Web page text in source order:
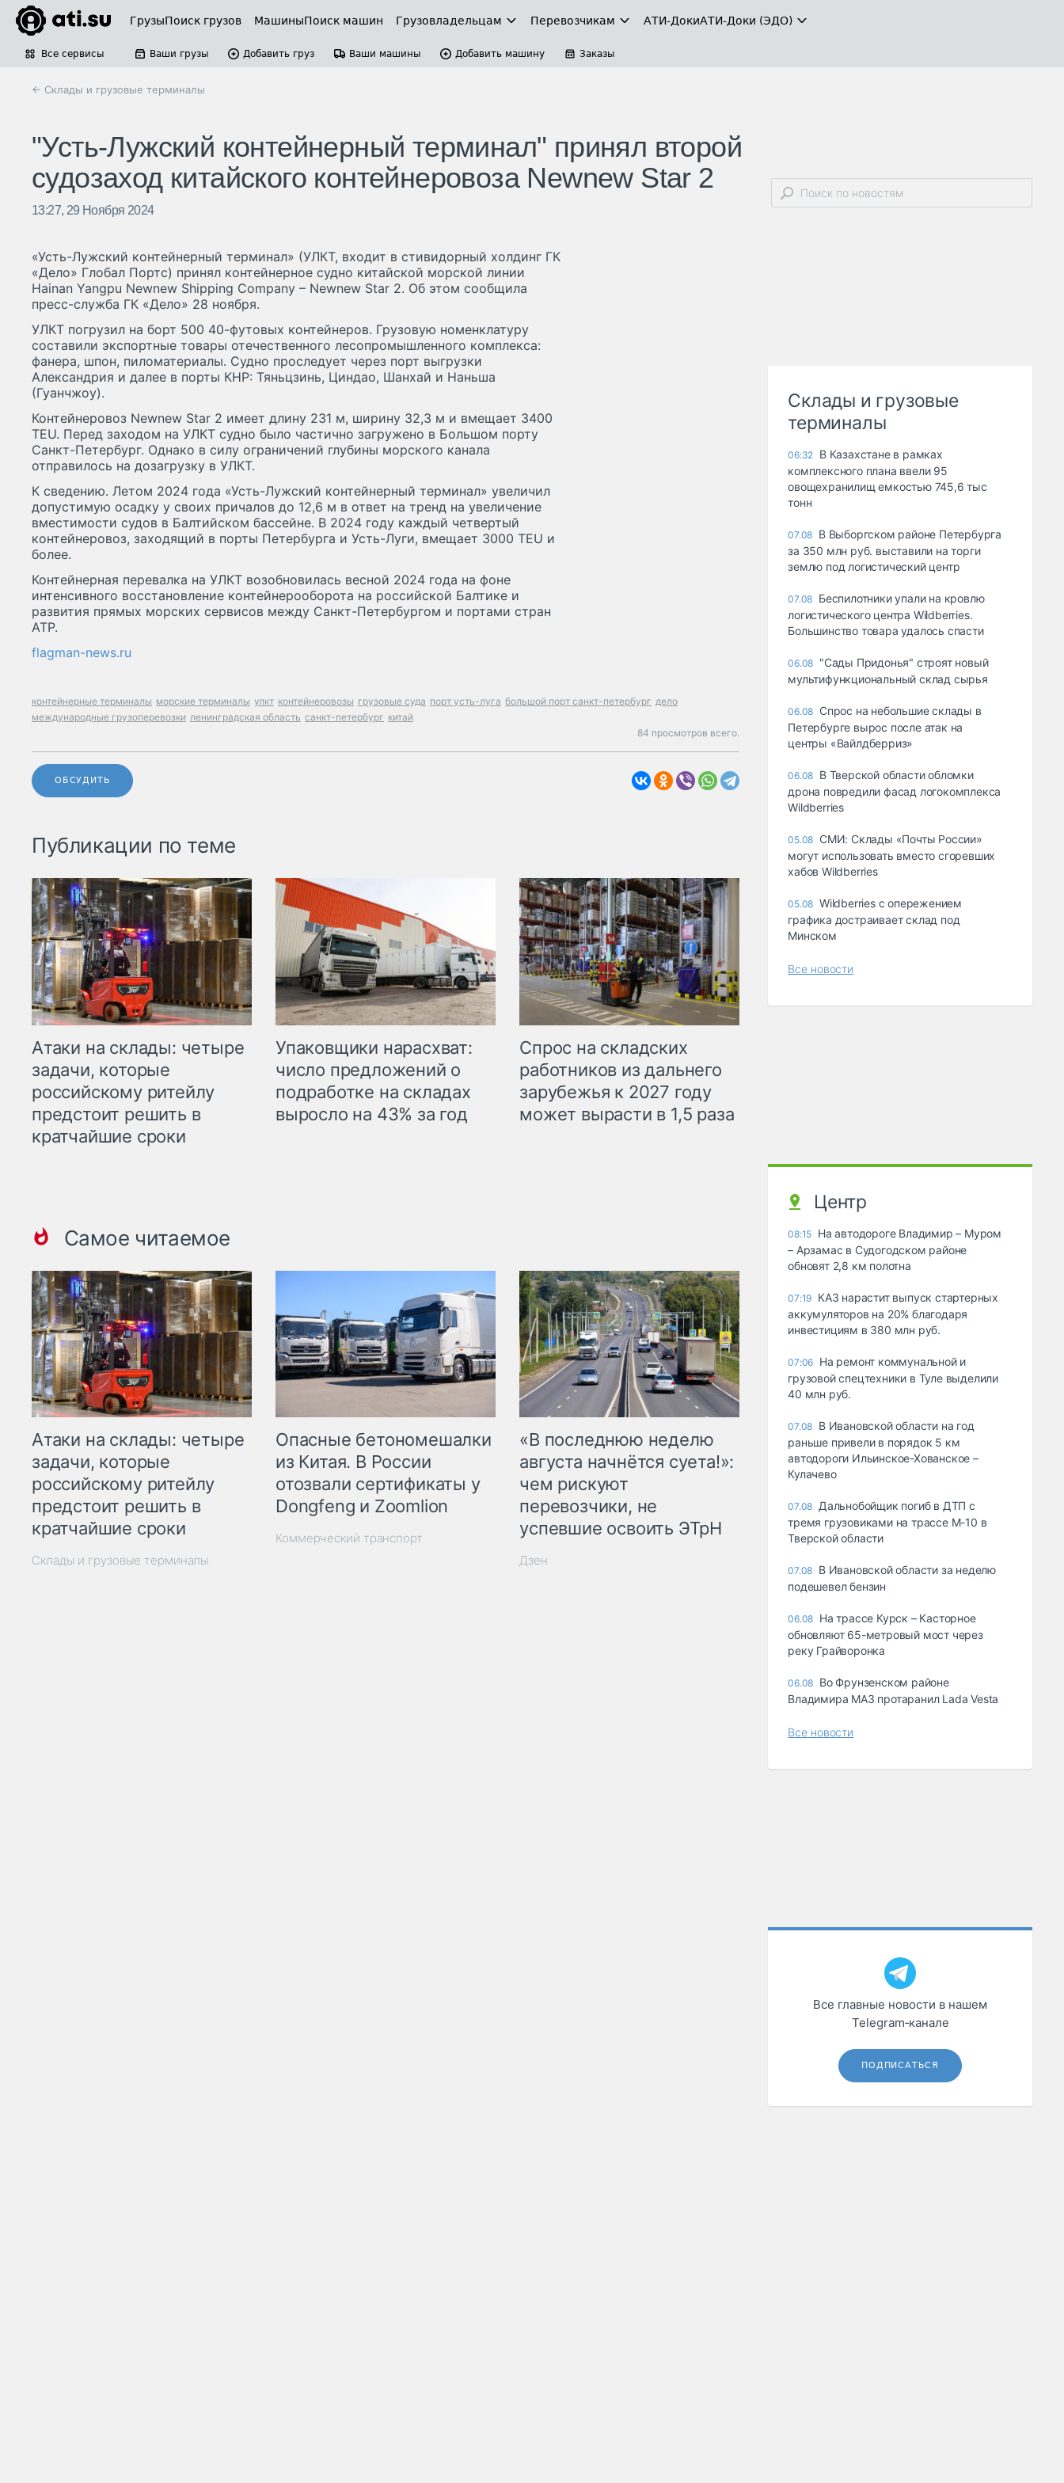
ГрузыПоиск грузов МашиныПоиск машин Грузовладельцам Перевозчикам АТИ-ДокиАТИ-Доки (ЭДО)
Все сервисы Ваши грузы Добавить груз Ваши машины Добавить машину Заказы
← Склады и грузовые терминалы
"Усть-Лужский контейнерный терминал" принял второй
судозаход китайского контейнеровоза Newnew Star 2
13:27, 29 Ноября 2024
«Усть-Лужский контейнерный терминал» (УЛКТ, входит в стивидорный холдинг ГК
«Дело» Глобал Портс) принял контейнерное судно китайской морской линии
Hainan Yangpu Newnew Shipping Company – Newnew Star 2. Об этом сообщила
пресс-служба ГК «Дело» 28 ноября.
УЛКТ погрузил на борт 500 40-футовых контейнеров. Грузовую номенклатуру
составили экспортные товары отечественного лесопромышленного комплекса:
фанера, шпон, пиломатериалы. Судно проследует через порт выгрузки
Александрия и далее в порты КНР: Тяньцзинь, Циндао, Шанхай и Наньша
(Гуанчжоу).
Контейнеровоз Newnew Star 2 имеет длину 231 м, ширину 32,3 м и вмещает 3400
TEU. Перед заходом на УЛКТ судно было частично загружено в Большом порту
Санкт-Петербург. Однако в силу ограничений глубины морского канала
отправилось на дозагрузку в УЛКТ.
К сведению. Летом 2024 года «Усть-Лужский контейнерный терминал» увеличил
допустимую осадку у своих причалов до 12,6 м в ответ на тренд на увеличение
вместимости судов в Балтийском бассейне. В 2024 году каждый четвертый
контейнеровоз, заходящий в порты Петербурга и Усть-Луги, вмещает 3000 TEU и
более.
Контейнерная перевалка на УЛКТ возобновилась весной 2024 года на фоне
интенсивного восстановление контейнерооборота на российской Балтике и
развития прямых морских сервисов между Санкт-Петербургом и портами стран
АТР.
flagman-news.ru
контейнерные терминалы морские терминалы улкт контейнеровозы грузовые суда порт усть-луга большой порт санкт-петербург дело
международные грузоперевозки ленинградская область санкт-петербург китай
84 просмотров всего.
ОБСУДИТЬ
Публикации по теме
Атаки на склады: четыре
задачи, которые
российскому ритейлу
предстоит решить в
кратчайшие сроки
Упаковщики нарасхват:
число предложений о
подработке на складах
выросло на 43% за год
Спрос на складских
работников из дальнего
зарубежья к 2027 году
может вырасти в 1,5 раза
Самое читаемое
Атаки на склады: четыре
задачи, которые
российскому ритейлу
предстоит решить в
кратчайшие сроки
Склады и грузовые терминалы
Опасные бетономешалки
из Китая. В России
отозвали сертификаты у
Dongfeng и Zoomlion
Коммерческий транспорт
«В последнюю неделю
августа начнётся суета!»:
чем рискуют
перевозчики, не
успевшие освоить ЭТрН
Дзен
Склады и грузовые
терминалы
06:32 В Казахстане в рамках
комплексного плана ввели 95
овощехранилищ емкостью 745,6 тыс
тонн
07.08 В Выборгском районе Петербурга
за 350 млн руб. выставили на торги
землю под логистический центр
07.08 Беспилотники упали на кровлю
логистического центра Wildberries.
Большинство товара удалось спасти
06.08 "Сады Придонья" строят новый
мультифункциональный склад сырья
06.08 Спрос на небольшие склады в
Петербурге вырос после атак на
центры «Вайлдберриз»
06.08 В Тверской области обломки
дрона повредили фасад логокомплекса
Wildberries
05.08 СМИ: Склады «Почты России»
могут использовать вместо сгоревших
хабов Wildberries
05.08 Wildberries с опережением
графика достраивает склад под
Минском
Все новости
Центр
08:15 На автодороге Владимир – Муром
– Арзамас в Судогодском районе
обновят 2,8 км полотна
07:19 КАЗ нарастит выпуск стартерных
аккумуляторов на 20% благодаря
инвестициям в 380 млн руб.
07:06 На ремонт коммунальной и
грузовой спецтехники в Туле выделили
40 млн руб.
07.08 В Ивановской области на год
раньше привели в порядок 5 км
автодороги Ильинское-Хованское –
Кулачево
07.08 Дальнобойщик погиб в ДТП с
тремя грузовиками на трассе М-10 в
Тверской области
07.08 В Ивановской области за неделю
подешевел бензин
06.08 На трассе Курск – Касторное
обновляют 65-метровый мост через
реку Грайворонка
06.08 Во Фрунзенском районе
Владимира МАЗ протаранил Lada Vesta
Все новости
Все главные новости в нашем
Telegram‑канале
ПОДПИСАТЬСЯ